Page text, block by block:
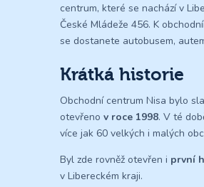
centrum, které se nachází v
České Mládeže 456. K
se dostanete autobusem,
Krátká historie
Obchodní centrum Nisa bylo
otevřeno v roce 1998. V té
více jak 60 velkých i malých
Byl zde rovněž otevřen i první
v Libereckém kraji.